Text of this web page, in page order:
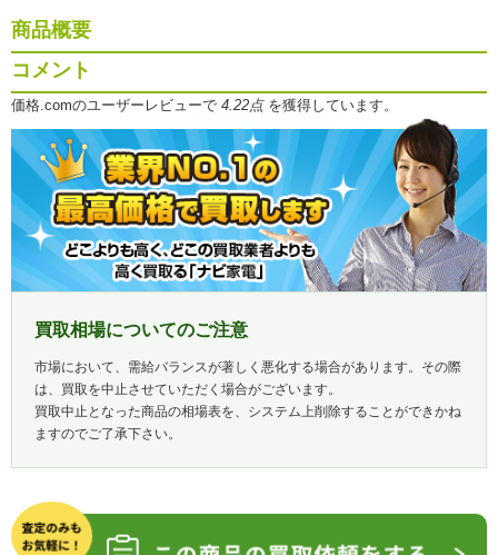
商品概要
コメント
価格.comのユーザーレビューで 4.22点を獲得しています。
買取相場についてのご注意
市場において、需給バランスが著しく悪化する場合があります。その際
は、買取を中止させていただく場合がございます。
買取中止となった商品の相場表を、システム上削除することができかね
ますのでご了承下さい。